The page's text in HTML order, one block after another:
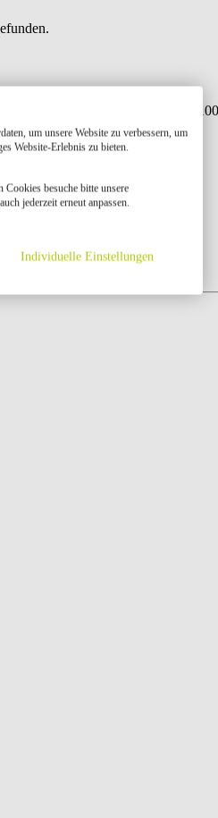
* 100) /
}}
um unsere Website zu verbessern, um
Website-Erlebnis zu bieten.
besuche bitte unsere
jederzeit erneut anpassen.
Individuelle Einstellungen